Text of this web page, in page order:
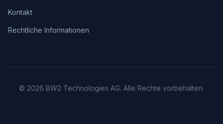
Kontakt
Rechtliche Informationen
© 2026 BW2 Technologies AG. Alle Rechte vorbehalten.